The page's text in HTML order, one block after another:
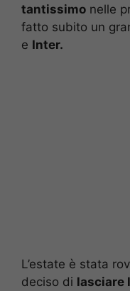
tantissimo nelle
fatto subito un
e Inter.
L’estate è stata
deciso di lasciare